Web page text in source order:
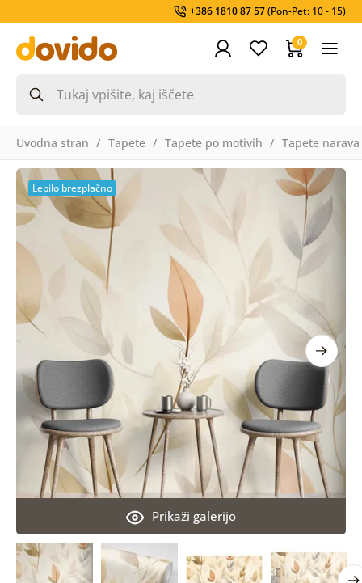
+386 1810 87 57(Pon-Pet: 10 - 15)
0
Uvodna stran Tapete Tapete po motivih Tapete narava
Prikaži galerijo
Lepilo brezplačno